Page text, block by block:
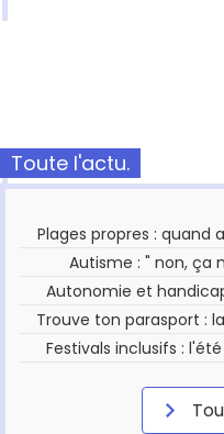
Toute l'actu.
Plages propres : quand
Autisme : " non, ça
Autonomie et
Trouve ton parasport :
Festivals inclusifs :